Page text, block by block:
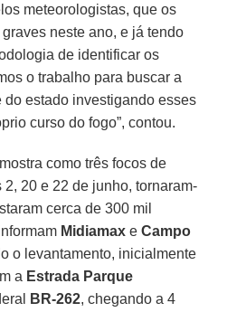
meteorologistas, que os
neste ano, e já tendo
de identificar os
o trabalho para buscar a
do estado investigando esses
curso do fogo”, contou.
mostra como três focos de
20 e 22 de junho, tornaram-
cerca de 300 mil
Midiamax eCampo
o levantamento, inicialmente
a Estrada Parque
BR-262, chegando a 4